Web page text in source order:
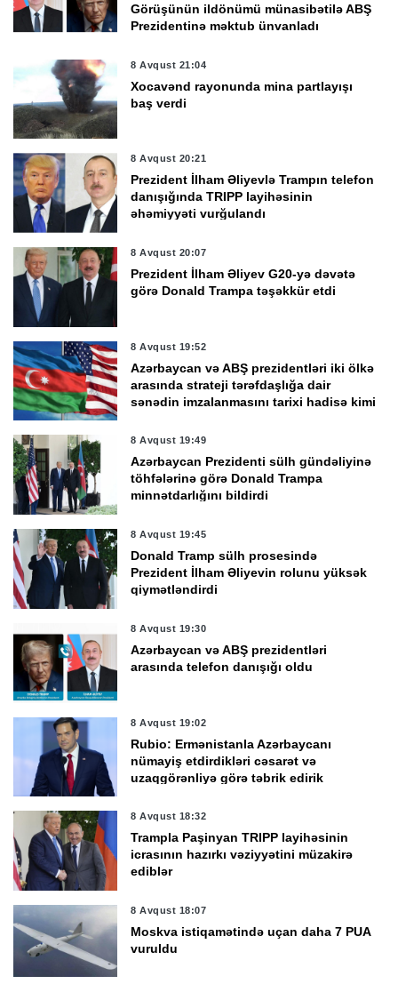
Görüşünün ildönümü münasibətilə ABŞ
Prezidentinə məktub ünvanladı
8 Avqust 21:04
Xocavənd rayonunda mina partlayışı
baş verdi
8 Avqust 20:21
Prezident İlham Əliyevlə Trampın telefon
danışığında TRIPP layihəsinin
əhəmiyyəti vurğulandı
8 Avqust 20:07
Prezident İlham Əliyev G20-yə dəvətə
görə Donald Trampa təşəkkür etdi
8 Avqust 19:52
Azərbaycan və ABŞ prezidentləri iki ölkə
arasında strateji tərəfdaşlığa dair
sənədin imzalanmasını tarixi hadisə kimi
8 Avqust 19:49
Azərbaycan Prezidenti sülh gündəliyinə
töhfələrinə görə Donald Trampa
minnətdarlığını bildirdi
8 Avqust 19:45
Donald Tramp sülh prosesində
Prezident İlham Əliyevin rolunu yüksək
qiymətləndirdi
8 Avqust 19:30
Azərbaycan və ABŞ prezidentləri
arasında telefon danışığı oldu
8 Avqust 19:02
Rubio: Ermənistanla Azərbaycanı
nümayiş etdirdikləri cəsarət və
uzaqgörənliyə görə təbrik edirik
8 Avqust 18:32
Trampla Paşinyan TRIPP layihəsinin
icrasının hazırkı vəziyyətini müzakirə
ediblər
8 Avqust 18:07
Moskva istiqamətində uçan daha 7 PUA
vuruldu